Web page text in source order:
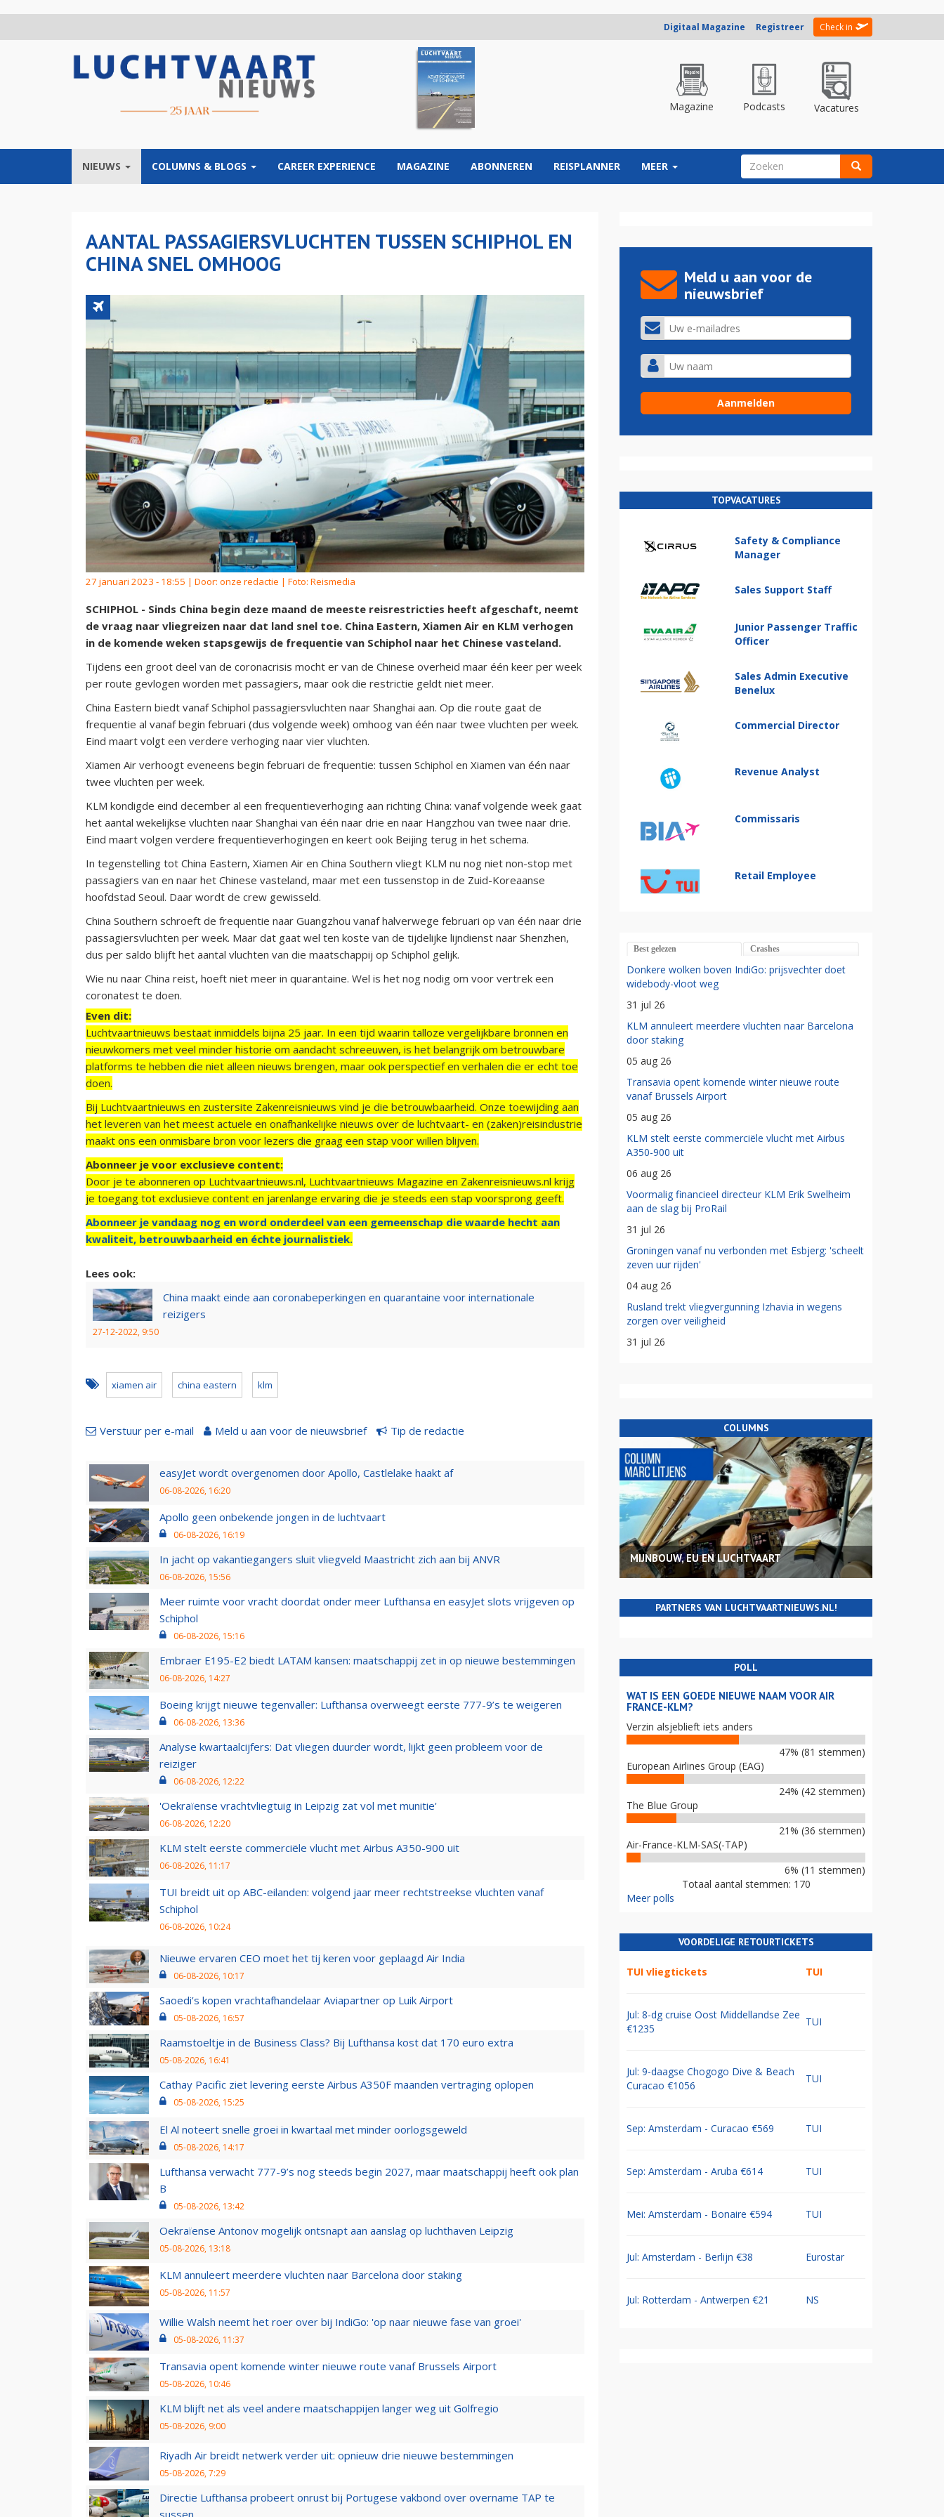
Digitaal Magazine Registreer Check in
Magazine Podcasts Vacatures
NIEUWS COLUMNS & BLOGS CAREER EXPERIENCE MAGAZINE ABONNEREN REISPLANNER MEER ZOEKVELD
AANTAL PASSAGIERSVLUCHTEN TUSSEN SCHIPHOL EN
CHINA SNEL OMHOOG
27 januari 2023 - 18:55 | Door: onze redactie | Foto: Reismedia
SCHIPHOL - Sinds China begin deze maand de meeste reisrestricties heeft afgeschaft, neemt
de vraag naar vliegreizen naar dat land snel toe. China Eastern, Xiamen Air en KLM verhogen
in de komende weken stapsgewijs de frequentie van Schiphol naar het Chinese vasteland.
Tijdens een groot deel van de coronacrisis mocht er van de Chinese overheid maar één keer per week
per route gevlogen worden met passagiers, maar ook die restrictie geldt niet meer.
China Eastern biedt vanaf Schiphol passagiersvluchten naar Shanghai aan. Op die route gaat de
frequentie al vanaf begin februari (dus volgende week) omhoog van één naar twee vluchten per week.
Eind maart volgt een verdere verhoging naar vier vluchten.
Xiamen Air verhoogt eveneens begin februari de frequentie: tussen Schiphol en Xiamen van één naar
twee vluchten per week.
KLM kondigde eind december al een frequentieverhoging aan richting China: vanaf volgende week gaat
het aantal wekelijkse vluchten naar Shanghai van één naar drie en naar Hangzhou van twee naar drie.
Eind maart volgen verdere frequentieverhogingen en keert ook Beijing terug in het schema.
In tegenstelling tot China Eastern, Xiamen Air en China Southern vliegt KLM nu nog niet non-stop met
passagiers van en naar het Chinese vasteland, maar met een tussenstop in de Zuid-Koreaanse
hoofdstad Seoul. Daar wordt de crew gewisseld.
China Southern schroeft de frequentie naar Guangzhou vanaf halverwege februari op van één naar drie
passagiersvluchten per week. Maar dat gaat wel ten koste van de tijdelijke lijndienst naar Shenzhen,
dus per saldo blijft het aantal vluchten van die maatschappij op Schiphol gelijk.
Wie nu naar China reist, hoeft niet meer in quarantaine. Wel is het nog nodig om voor vertrek een
coronatest te doen.
Even dit:
Luchtvaartnieuws bestaat inmiddels bijna 25 jaar. In een tijd waarin talloze vergelijkbare bronnen en
nieuwkomers met veel minder historie om aandacht schreeuwen, is het belangrijk om betrouwbare
platforms te hebben die niet alleen nieuws brengen, maar ook perspectief en verhalen die er echt toe
doen.
Bij Luchtvaartnieuws en zustersite Zakenreisnieuws vind je die betrouwbaarheid. Onze toewijding aan
het leveren van het meest actuele en onafhankelijke nieuws over de luchtvaart- en (zaken)reisindustrie
maakt ons een onmisbare bron voor lezers die graag een stap voor willen blijven.
Abonneer je voor exclusieve content:
Door je te abonneren op Luchtvaartnieuws.nl, Luchtvaartnieuws Magazine en Zakenreisnieuws.nl krijg
je toegang tot exclusieve content en jarenlange ervaring die je steeds een stap voorsprong geeft.
Abonneer je vandaag nog en word onderdeel van een gemeenschap die waarde hecht aan
kwaliteit, betrouwbaarheid en échte journalistiek.
Lees ook:
China maakt einde aan coronabeperkingen en quarantaine voor internationale
reizigers
27-12-2022, 9:50
xiamen air china eastern klm
Verstuur per e-mail Meld u aan voor de nieuwsbrief Tip de redactie
easyJet wordt overgenomen door Apollo, Castlelake haakt af
06-08-2026, 16:20
Apollo geen onbekende jongen in de luchtvaart
06-08-2026, 16:19
In jacht op vakantiegangers sluit vliegveld Maastricht zich aan bij ANVR
06-08-2026, 15:56
Meer ruimte voor vracht doordat onder meer Lufthansa en easyJet slots vrijgeven op
Schiphol
06-08-2026, 15:16
Embraer E195-E2 biedt LATAM kansen: maatschappij zet in op nieuwe bestemmingen
06-08-2026, 14:27
Boeing krijgt nieuwe tegenvaller: Lufthansa overweegt eerste 777-9’s te weigeren
06-08-2026, 13:36
Analyse kwartaalcijfers: Dat vliegen duurder wordt, lijkt geen probleem voor de
reiziger
06-08-2026, 12:22
'Oekraïense vrachtvliegtuig in Leipzig zat vol met munitie'
06-08-2026, 12:20
KLM stelt eerste commerciële vlucht met Airbus A350-900 uit
06-08-2026, 11:17
TUI breidt uit op ABC-eilanden: volgend jaar meer rechtstreekse vluchten vanaf
Schiphol
06-08-2026, 10:24
Nieuwe ervaren CEO moet het tij keren voor geplaagd Air India
06-08-2026, 10:17
Saoedi’s kopen vrachtafhandelaar Aviapartner op Luik Airport
05-08-2026, 16:57
Raamstoeltje in de Business Class? Bij Lufthansa kost dat 170 euro extra
05-08-2026, 16:41
Cathay Pacific ziet levering eerste Airbus A350F maanden vertraging oplopen
05-08-2026, 15:25
El Al noteert snelle groei in kwartaal met minder oorlogsgeweld
05-08-2026, 14:17
Lufthansa verwacht 777-9’s nog steeds begin 2027, maar maatschappij heeft ook plan
B
05-08-2026, 13:42
Oekraïense Antonov mogelijk ontsnapt aan aanslag op luchthaven Leipzig
05-08-2026, 13:18
KLM annuleert meerdere vluchten naar Barcelona door staking
05-08-2026, 11:57
Willie Walsh neemt het roer over bij IndiGo: 'op naar nieuwe fase van groei'
05-08-2026, 11:37
Transavia opent komende winter nieuwe route vanaf Brussels Airport
05-08-2026, 10:46
KLM blijft net als veel andere maatschappijen langer weg uit Golfregio
05-08-2026, 9:00
Riyadh Air breidt netwerk verder uit: opnieuw drie nieuwe bestemmingen
05-08-2026, 7:29
Directie Lufthansa probeert onrust bij Portugese vakbond over overname TAP te
sussen
Meld u aan voor de
nieuwsbrief
TOPVACATURES
Safety & Compliance
Manager
Sales Support Staff
Junior Passenger Traffic
Officer
Sales Admin Executive
Benelux
Commercial Director
Revenue Analyst
Commissaris
Retail Employee
Best gelezen Crashes
Donkere wolken boven IndiGo: prijsvechter doet
widebody-vloot weg
31 jul 26
KLM annuleert meerdere vluchten naar Barcelona
door staking
05 aug 26
Transavia opent komende winter nieuwe route
vanaf Brussels Airport
05 aug 26
KLM stelt eerste commerciële vlucht met Airbus
A350-900 uit
06 aug 26
Voormalig financieel directeur KLM Erik Swelheim
aan de slag bij ProRail
31 jul 26
Groningen vanaf nu verbonden met Esbjerg: 'scheelt
zeven uur rijden'
04 aug 26
Rusland trekt vliegvergunning Izhavia in wegens
zorgen over veiligheid
31 jul 26
COLUMNS
MIJNBOUW, EU EN LUCHTVAART
PARTNERS VAN LUCHTVAARTNIEUWS.NL!
POLL
WAT IS EEN GOEDE NIEUWE NAAM VOOR AIR
FRANCE-KLM?
Verzin alsjeblieft iets anders
47% (81 stemmen)
European Airlines Group (EAG)
24% (42 stemmen)
The Blue Group
21% (36 stemmen)
Air-France-KLM-SAS(-TAP)
6% (11 stemmen)
Totaal aantal stemmen: 170
Meer polls
VOORDELIGE RETOURTICKETS
TUI vliegtickets TUI
Jul: 8-dg cruise Oost Middellandse Zee
€1235
TUI
Jul: 9-daagse Chogogo Dive & Beach
Curacao €1056
TUI
Sep: Amsterdam - Curacao €569 TUI
Sep: Amsterdam - Aruba €614 TUI
Mei: Amsterdam - Bonaire €594 TUI
Jul: Amsterdam - Berlijn €38 Eurostar
Jul: Rotterdam - Antwerpen €21 NS